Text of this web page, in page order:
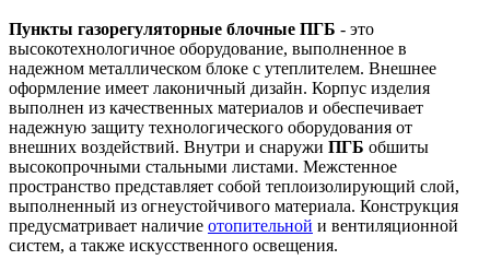
Пункты газорегуляторные блочные ПГБ - это
высокотехнологичное оборудование, выполненное в
надежном металлическом блоке с утеплителем. Внешнее
оформление имеет лаконичный дизайн. Корпус изделия
выполнен из качественных материалов и обеспечивает
надежную защиту технологического оборудования от
внешних воздействий. Внутри и снаружи ПГБ обшиты
высокопрочными стальными листами. Межстенное
пространство представляет собой теплоизолирующий слой,
выполненный из огнеустойчивого материала. Конструкция
предусматривает наличие отопительной и вентиляционной
систем, а также искусственного освещения.